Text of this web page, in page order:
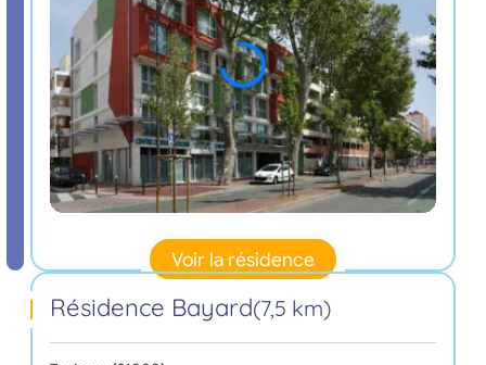
Voir la résidence
Résidence Bayard(7,5 km)